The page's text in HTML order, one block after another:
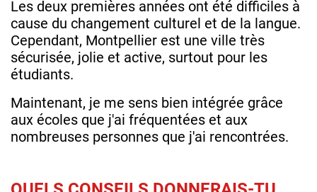
Les deux premières années ont été difficiles à
cause du changement culturel et de la langue.
Cependant, Montpellier est une ville très
sécurisée, jolie et active, surtout pour les
étudiants.
Maintenant, je me sens bien intégrée grâce
aux écoles que j'ai fréquentées et aux
nombreuses personnes que j'ai rencontrées.